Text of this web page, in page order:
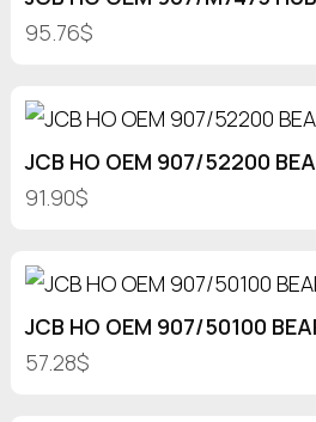
95.76$
JCB HO OEM 907/52200
91.90$
JCB HO OEM 907/50100
57.28$